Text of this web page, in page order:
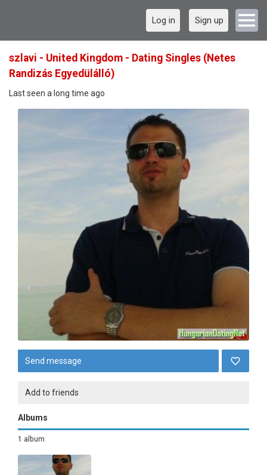
Log in Sign up
szlavi - United Kingdom - Dating Singles (Netes
Randizás Egyedülálló)
Last seen a long time ago
Send message
Add to friends
Albums
1 album